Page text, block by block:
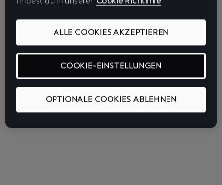
OPTIONALE COOKIES ABLEHNEN
ALLE COOKIES AKZEPTIEREN
COOKIE-EINSTELLUNGEN